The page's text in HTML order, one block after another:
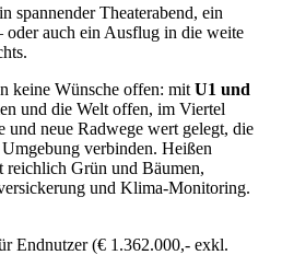
spannender Theaterabend, ein
oder auch ein Ausflug in die weite
keine Wünsche offen: mit U1 und
und die Welt offen, im Viertel
und neue Radwege wert gelegt, die
verbinden. Heißen
reichlich Grün und Bäumen,
und Klima-Monitoring.
Endnutzer (€ 1.362.000,- exkl.